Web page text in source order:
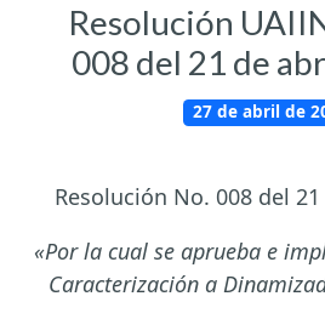
Resolución
008 del 21 de
27 de abril de
Resolución No. 008 del
«Por la cual se aprueba e
Caracterización a